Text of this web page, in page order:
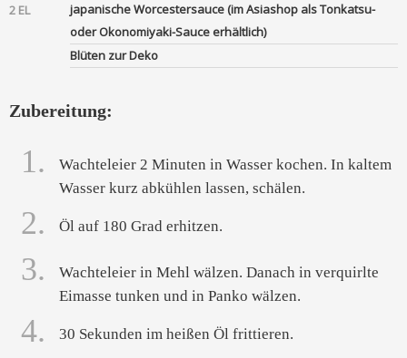
2 EL
japanische Worcestersauce (im Asiashop als Tonkatsu-
oder Okonomiyaki-Sauce erhältlich)
Blüten zur Deko
Zubereitung:
1.
Wachteleier 2 Minuten in Wasser kochen. In kaltem
Wasser kurz abkühlen lassen, schälen.
2. Öl auf 180 Grad erhitzen.
3.
Wachteleier in Mehl wälzen. Danach in verquirlte
Eimasse tunken und in Panko wälzen.
4. 30 Sekunden im heißen Öl frittieren.